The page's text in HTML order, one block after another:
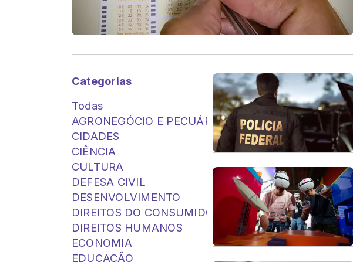
Categorias
Todas
AGRONEGÓCIO E PECUÁRIA
CIDADES
CIÊNCIA
CULTURA
DEFESA CIVIL
DESENVOLVIMENTO
DIREITOS DO CONSUMIDOR
DIREITOS HUMANOS
ECONOMIA
EDUCAÇÃO